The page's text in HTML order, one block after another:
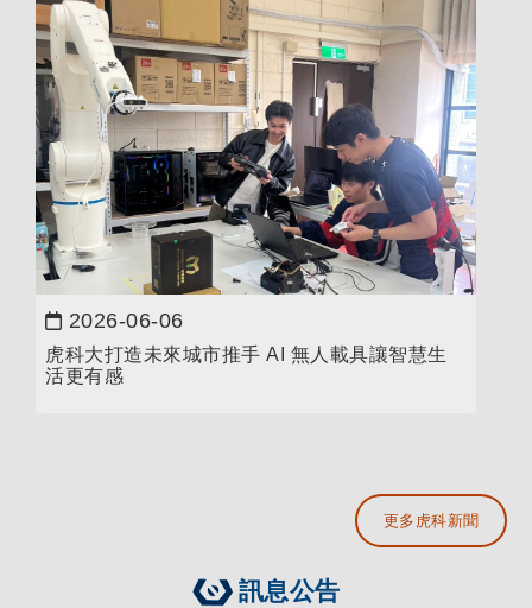
日期：
2026-06-06
虎科大打造未來城市推手 AI 無人載具讓智慧生
活更有感
更多虎科新聞
訊息公告